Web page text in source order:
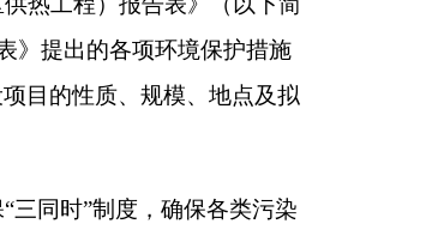
废
。工
域，
检期